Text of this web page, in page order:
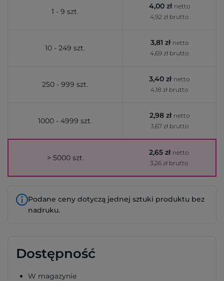
1 - 9 szt.
4,00 zł netto
4,92 zł brutto
10 - 249 szt.
3,81 zł netto
4,69 zł brutto
250 - 999 szt.
3,40 zł netto
4,18 zł brutto
1000 - 4999 szt.
2,98 zł netto
3,67 zł brutto
> 5000 szt.
2,65 zł netto
3,26 zł brutto
Podane ceny dotyczą jednej sztuki produktu bez
nadruku.
Dostępność
W magazynie